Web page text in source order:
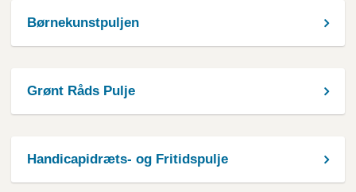
Børnekunstpuljen
Grønt Råds Pulje
Handicapidræts- og Fritidspulje